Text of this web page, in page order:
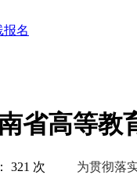
报名
省高等教
321 次
为贯彻落